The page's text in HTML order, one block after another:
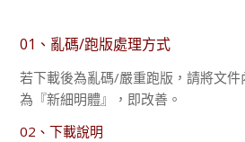
01、亂碼/跑版處理方式
若下載後為亂碼/嚴重跑版，請將文
為『新細明體』，即改善。
02、下載說明